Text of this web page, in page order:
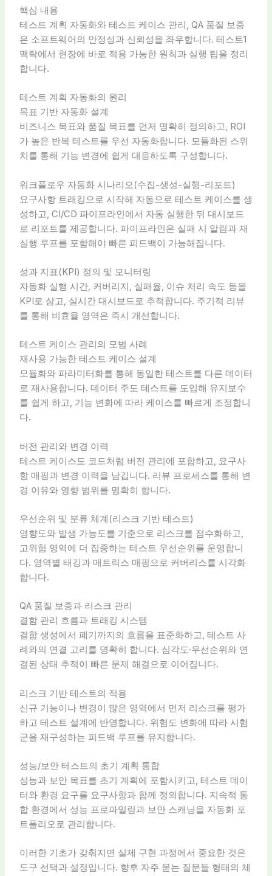
핵심 내용
테스트 계획 자동화와 테스트 케이스 관리, QA 품질 보증
은 소프트웨어의 안정성과 신뢰성을 좌우합니다. 테스트1
맥락에서 현장에 바로 적용 가능한 원칙과 실행 팁을 정리
합니다.
테스트 계획 자동화의 원리
목표 기반 자동화 설계
비즈니스 목표와 품질 목표를 먼저 명확히 정의하고, ROI
가 높은 반복 테스트를 우선 자동화합니다. 모듈화된 스위
치를 통해 기능 변경에 쉽게 대응하도록 구성합니다.
워크플로우 자동화 시나리오(수집-생성-실행-리포트)
요구사항 트래킹으로 시작해 자동으로 테스트 케이스를 생
성하고, CI/CD 파이프라인에서 자동 실행한 뒤 대시보드
로 리포트를 제공합니다. 파이프라인은 실패 시 알림과 재
실행 루프를 포함해야 빠른 피드백이 가능해집니다.
성과 지표(KPI) 정의 및 모니터링
자동화 실행 시간, 커버리지, 실패율, 이슈 처리 속도 등을
KPI로 삼고, 실시간 대시보드로 추적합니다. 주기적 리뷰
를 통해 비효율 영역은 즉시 개선합니다.
테스트 케이스 관리의 모범 사례
재사용 가능한 테스트 케이스 설계
모듈화와 파라미터화를 통해 동일한 테스트를 다른 데이터
로 재사용합니다. 데이터 주도 테스트를 도입해 유지보수
를 쉽게 하고, 기능 변화에 따라 케이스를 빠르게 조정합니
다.
버전 관리와 변경 이력
테스트 케이스도 코드처럼 버전 관리에 포함하고, 요구사
항 매핑과 변경 이력을 남깁니다. 리뷰 프로세스를 통해 변
경 이유와 영향 범위를 명확히 합니다.
우선순위 및 분류 체계(리스크 기반 테스트)
영향도와 발생 가능도를 기준으로 리스크를 점수화하고,
고위험 영역에 더 집중하는 테스트 우선순위를 운영합니
다. 영역별 태깅과 매트릭스 매핑으로 커버리스를 시각화
합니다.
QA 품질 보증과 리스크 관리
결함 관리 흐름과 트래킹 시스템
결함 생성에서 폐기까지의 흐름을 표준화하고, 테스트 사
례와의 연결 고리를 명확히 합니다. 심각도·우선순위와 연
결된 상태 추적이 빠른 문제 해결으로 이어집니다.
리스크 기반 테스트의 적용
신규 기능이나 변경이 많은 영역에서 먼저 리스크를 평가
하고 테스트 설계에 반영합니다. 위험도 변화에 따라 시험
군을 재구성하는 피드백 루프를 유지합니다.
성능/보안 테스트의 초기 계획 통합
성능과 보안 목표를 초기 계획에 포함시키고, 테스트 데이
터와 환경 요구를 요구사항과 함께 정의합니다. 지속적 통
합 환경에서 성능 프로파일링과 보안 스캐닝을 자동화 포
트폴리오로 관리합니다.
이러한 기초가 갖춰지면 실제 구현 과정에서 중요한 것은
도구 선택과 설정입니다. 향후 자주 묻는 질문들 형태의 체